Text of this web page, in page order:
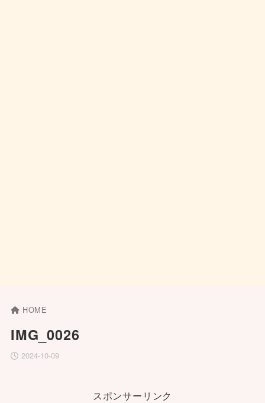
HOME
IMG_0026
2024-10-09
スポンサーリンク